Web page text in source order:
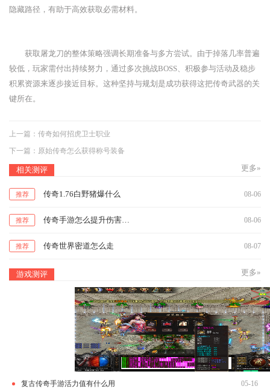
隐藏路径，有助于高效获取必需材料。
获取屠龙刀的整体策略强调长期准备与多方尝试。由于掉落几率普遍
较低，玩家需付出持续努力，通过多次挑战BOSS、积极参与活动及稳步
积累资源来逐步接近目标。这种坚持与规划是成功获得这把传奇武器的关
键所在。
上一篇： 传奇如何招虎卫士职业
下一篇： 原始传奇怎么获得称号装备
相关测评 更多»
推荐 传奇1.76白野猪爆什么 08-06
推荐 传奇手游怎么提升伤害值的方法 08-06
推荐 传奇世界密道怎么走 08-07
游戏测评 更多»
复古传奇手游活力值有什么用 05-16